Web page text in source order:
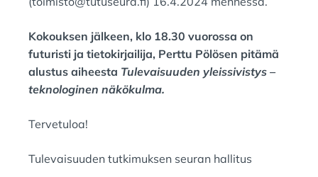
Kokouksen jälkeen, klo 18.30 vuorossa on
futuristi ja tietokirjailija, Perttu Pölösen pitämä
alustus aiheesta Tulevaisuuden yleissivistys –
teknologinen näkökulma.
Tervetuloa!
Tulevaisuuden tutkimuksen seuran hallitus